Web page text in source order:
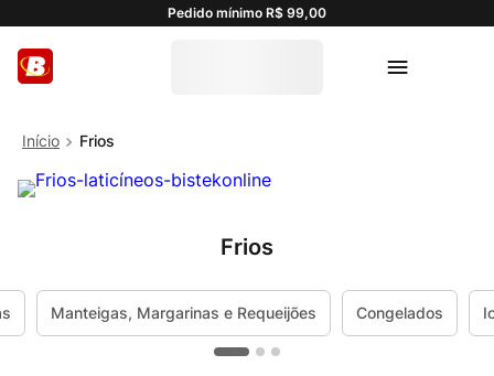
Pedido mínimo R$ 99,00
Frios
Frios
Manteigas, Margarinas e Requeijões Congelados